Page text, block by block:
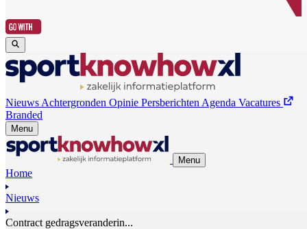
Nieuws Achtergronden Opinie Persberichten Agenda Vacatures
Branded
Menu
Menu
Home
Nieuws
Contract gedragsveranderin...